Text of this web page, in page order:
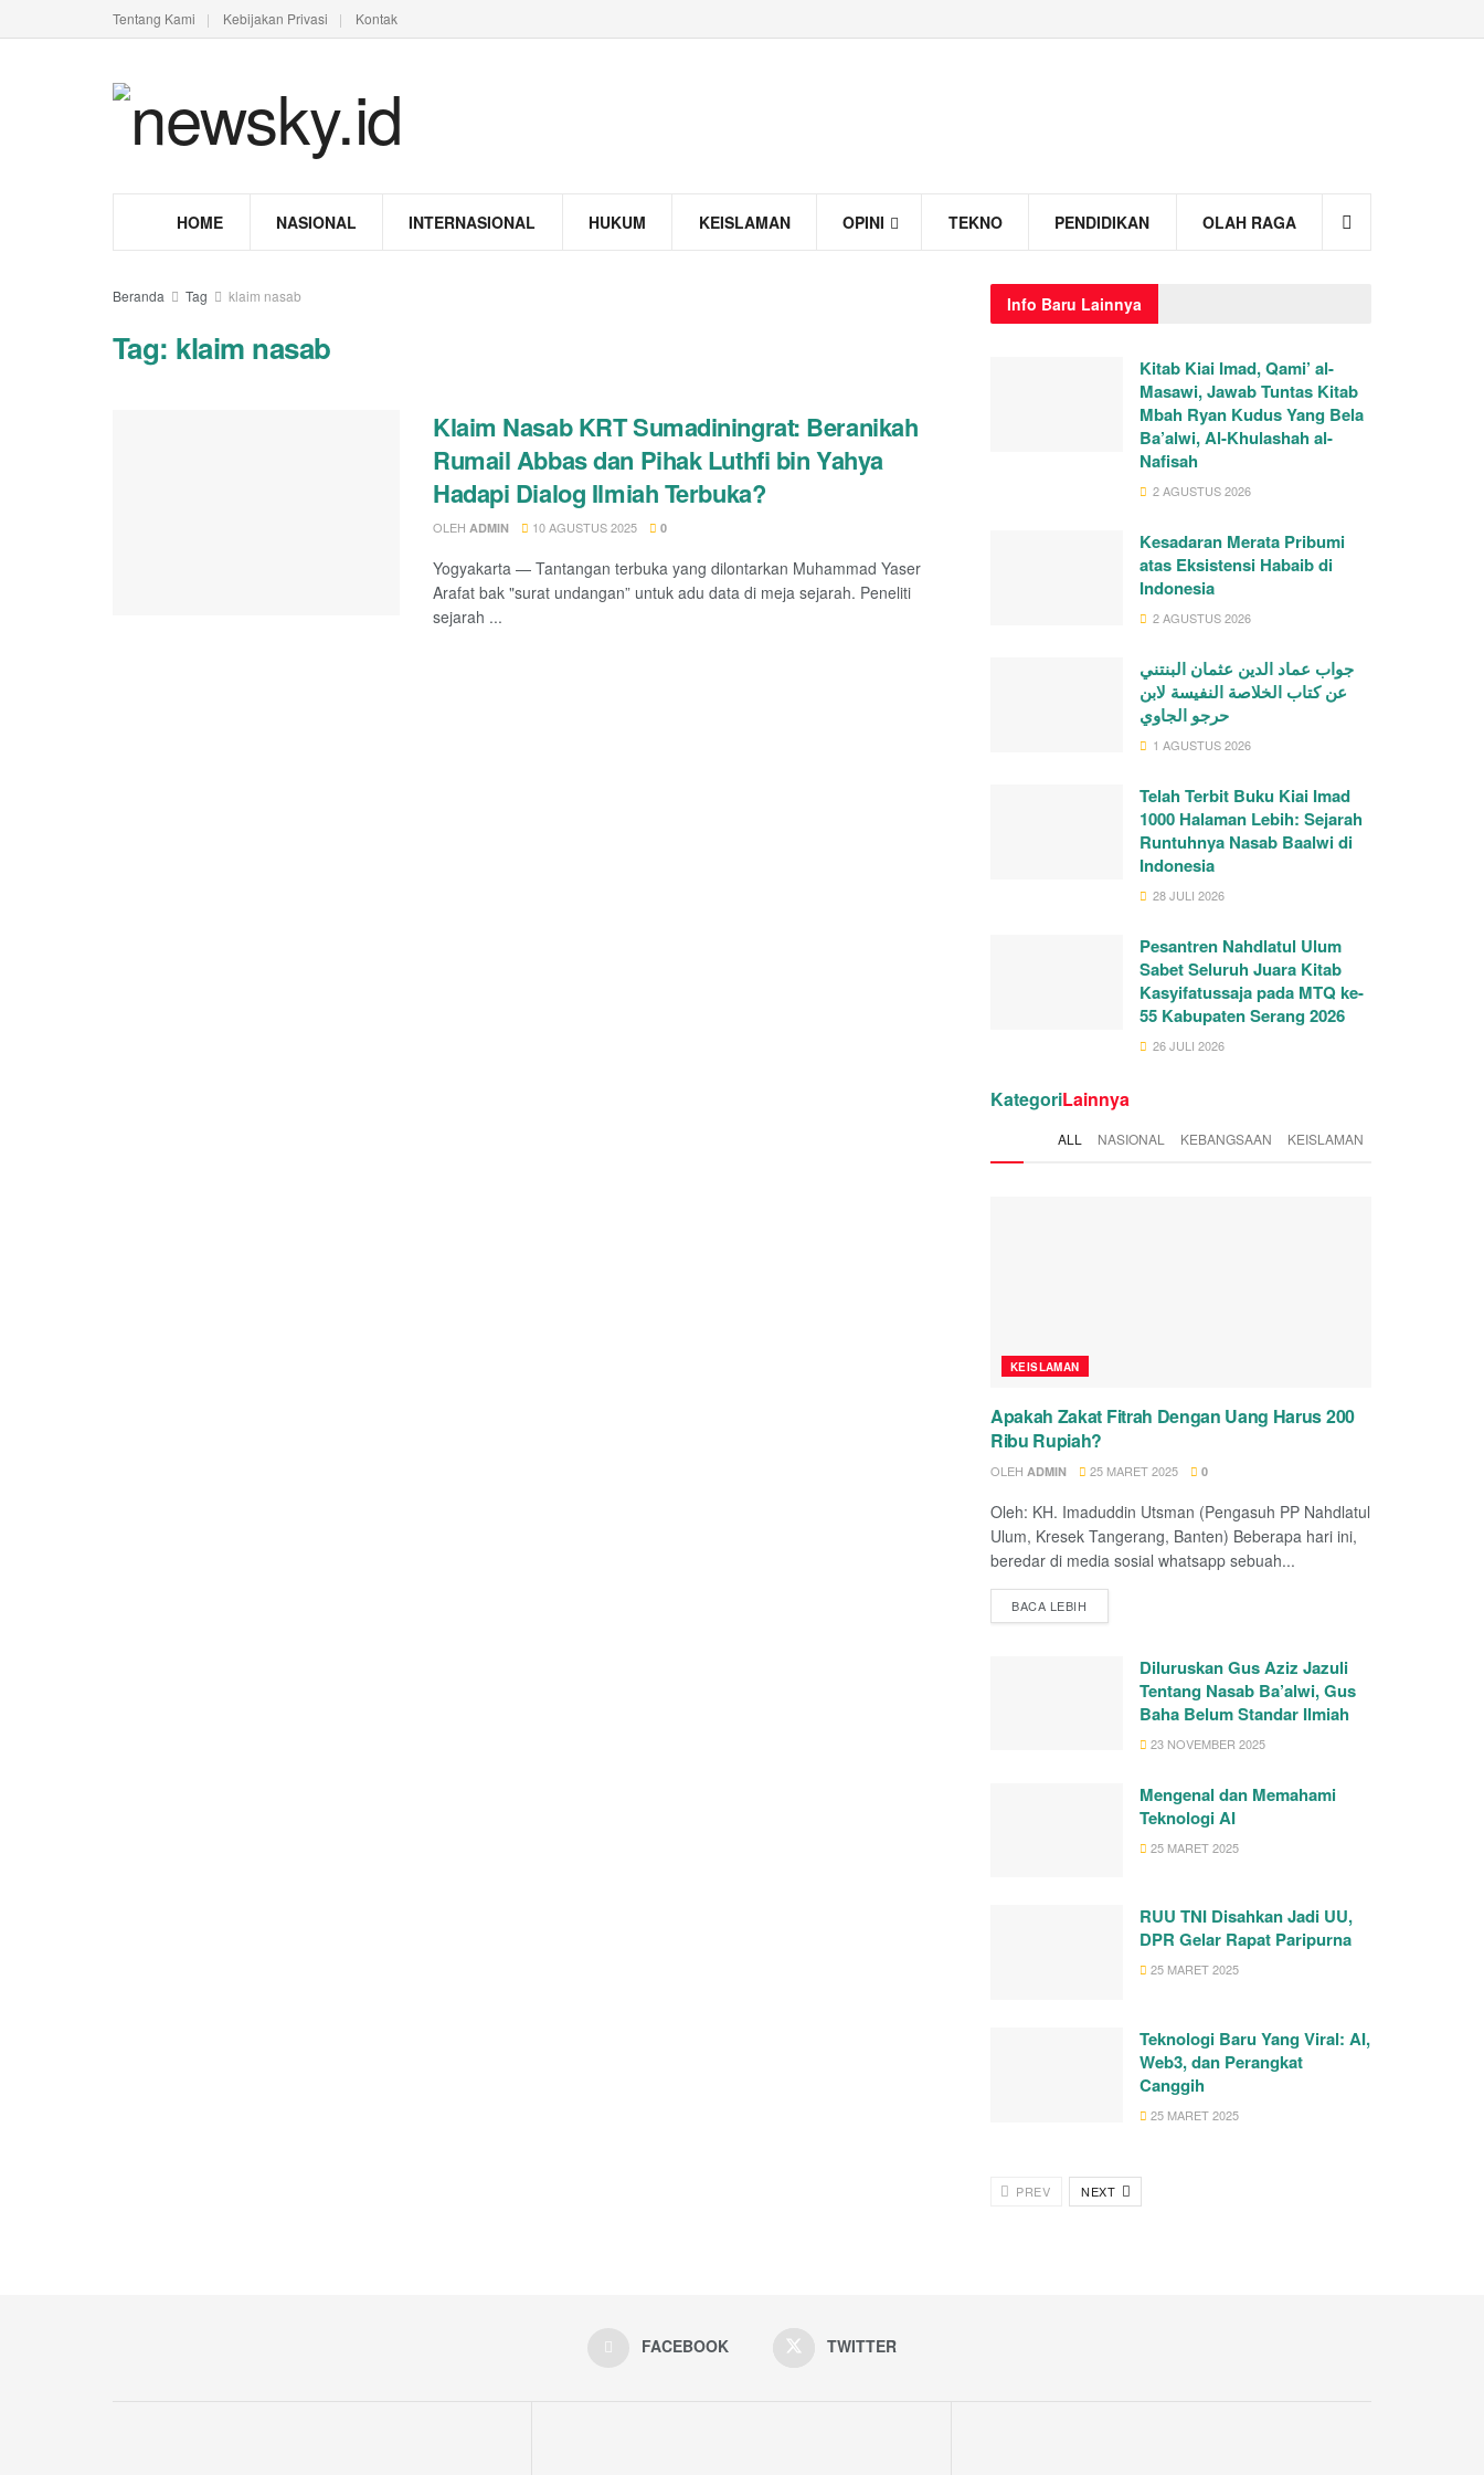
Tentang Kami Kebijakan Privasi Kontak
HOME NASIONAL INTERNASIONAL HUKUM KEISLAMAN OPINI TEKNO PENDIDIKAN OLAH RAGA
Beranda Tag klaim nasab
Tag: klaim nasab
Klaim Nasab KRT Sumadiningrat: Beranikah
Rumail Abbas dan Pihak Luthfi bin Yahya
Hadapi Dialog Ilmiah Terbuka?
OLEH ADMIN 10 AGUSTUS 2025 0
Yogyakarta — Tantangan terbuka yang dilontarkan Muhammad Yaser
Arafat bak "surat undangan” untuk adu data di meja sejarah. Peneliti
sejarah ...
Info Baru Lainnya
Kitab Kiai Imad, Qami’ al-
Masawi, Jawab Tuntas Kitab
Mbah Ryan Kudus Yang Bela
Ba’alwi, Al-Khulashah al-
Nafisah
2 AGUSTUS 2026
Kesadaran Merata Pribumi
atas Eksistensi Habaib di
Indonesia
2 AGUSTUS 2026
جواب عماد الدين عثمان البنتني
عن كتاب الخلاصة النفيسة لابن
حرجو الجاوي
1 AGUSTUS 2026
Telah Terbit Buku Kiai Imad
1000 Halaman Lebih: Sejarah
Runtuhnya Nasab Baalwi di
Indonesia
28 JULI 2026
Pesantren Nahdlatul Ulum
Sabet Seluruh Juara Kitab
Kasyifatussaja pada MTQ ke-
55 Kabupaten Serang 2026
26 JULI 2026
KategoriLainnya
ALL NASIONAL KEBANGSAAN KEISLAMAN
KEISLAMAN
Apakah Zakat Fitrah Dengan Uang Harus 200
Ribu Rupiah?
OLEH ADMIN 25 MARET 2025 0
Oleh: KH. Imaduddin Utsman (Pengasuh PP Nahdlatul
Ulum, Kresek Tangerang, Banten) Beberapa hari ini,
beredar di media sosial whatsapp sebuah...
BACA LEBIH
Diluruskan Gus Aziz Jazuli
Tentang Nasab Ba’alwi, Gus
Baha Belum Standar Ilmiah
23 NOVEMBER 2025
Mengenal dan Memahami
Teknologi AI
25 MARET 2025
RUU TNI Disahkan Jadi UU,
DPR Gelar Rapat Paripurna
25 MARET 2025
Teknologi Baru Yang Viral: AI,
Web3, dan Perangkat
Canggih
25 MARET 2025
PREV NEXT
FACEBOOK TWITTER